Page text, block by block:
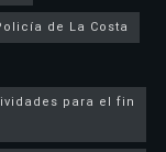
para el fin